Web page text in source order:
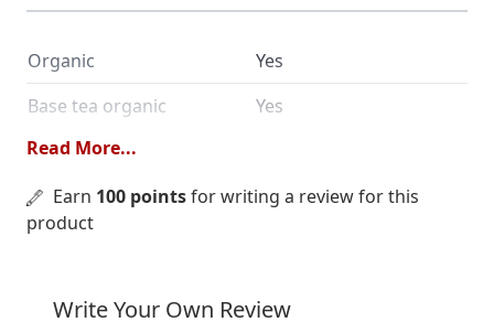
Organic
Yes
Base tea organic
Yes
SKU
Origin
India
Read More...
Earn 100 pointsfor writing a review for this
product
Write Your Own Review